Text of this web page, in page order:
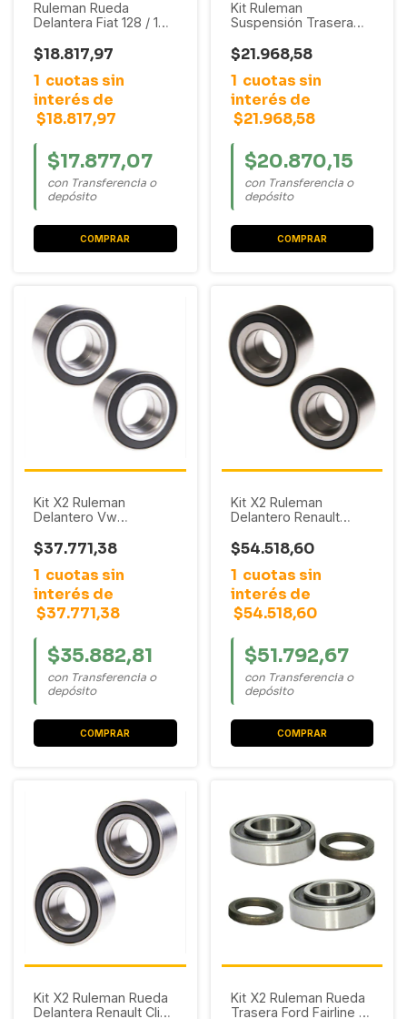
Ruleman Rueda
Delantera Fiat 128 / 147
Punto / Siena / Sapazio
/ Uno
$18.817,97
1 cuotas sin
interés de
$18.817,97
$17.877,07
con Transferencia o
depósito
Kit Ruleman
Suspensión Trasera
Kangoo / Megane
$21.968,58
1 cuotas sin
interés de
$21.968,58
$20.870,15
con Transferencia o
depósito
Kit X2 Ruleman
Delantero Vw
/ Gol / Gol Trend /
Pointer / Polo Classic /
Quantum / Pointer /
Saveiro / Senda /
Voyage
$37.771,38
1 cuotas sin
interés de
$37.771,38
$35.882,81
con Transferencia o
depósito
Kit X2 Ruleman
Delantero Renault
$54.518,60
1 cuotas sin
interés de
$54.518,60
$51.792,67
con Transferencia o
depósito
Kit X2 Ruleman Rueda
Delantera Renault Clio /
Kit X2 Ruleman Rueda
Trasera Ford Fairline /